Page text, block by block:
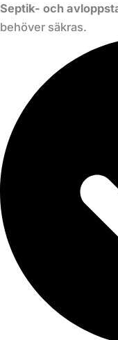
Septik- och
behöver säkras.